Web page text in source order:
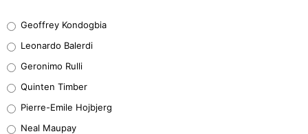
38%
32%
5%
Geoffrey Kondogbia
Leonardo Balerdi
Geronimo Rulli
Quinten Timber
Pierre-Emile Hojbjerg
Neal Maupay